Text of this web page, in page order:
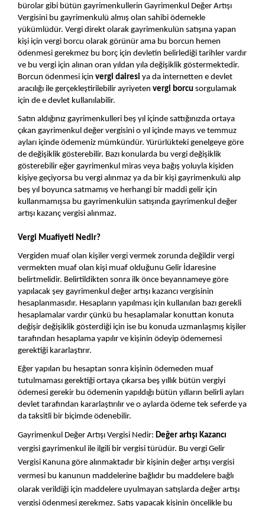
bürolar gibi bütün gayrimenkullerin Gayrimenkul Değer Artışı
Vergisini bu gayrimenkulü almış olan sahibi ödemekle
yükümlüdür. Vergi direkt olarak gayrimenkulün satışına yapan
kişi için vergi borcu olarak görünür ama bu borcun hemen
ödenmesi gerekmez bu borç için devletin belirlediği tarihler vardır
ve bu vergi için alınan oran yıldan yıla değişiklik göstermektedir.
Borcun ödenmesi için vergi dairesi ya da internetten e devlet
aracılığı ile gerçekleştirilebilir ayriyeten vergi borcu sorgulamak
için de e devlet kullanılabilir.
Satın aldığınız gayrimenkulleri beş yıl içinde sattığınızda ortaya
çıkan gayrimenkul değer vergisini o yıl içinde mayıs ve temmuz
ayları içinde ödemeniz mümkündür. Yürürlükteki genelgeye göre
de değişiklik gösterebilir. Bazı konularda bu vergi değişiklik
gösterebilir eğer gayrimenkul miras veya bağış yoluyla kişiden
kişiye geçiyorsa bu vergi alınmaz ya da bir kişi gayrimenkulü alıp
beş yıl boyunca satmamış ve herhangi bir maddi gelir için
kullanmamışsa bu gayrimenkulün satışında gayrimenkul değer
artışı kazanç vergisi alınmaz.
Vergi Muafiyeti Nedir?
Vergiden muaf olan kişiler vergi vermek zorunda değildir vergi
vermekten muaf olan kişi muaf olduğunu Gelir İdaresine
belirtmelidir. Belirtildikten sonra ilk önce beyannameye göre
yapılacak şey gayrimenkul değer artışı kazancı vergisinin
hesaplanmasıdır. Hesapların yapılması için kullanılan bazı gerekli
hesaplamalar vardır çünkü bu hesaplamalar konuttan konuta
değişir değişiklik gösterdiği için ise bu konuda uzmanlaşmış kişiler
tarafından hesaplama yapılır ve kişinin ödeyip ödememesi
gerektiği kararlaştırır.
Eğer yapılan bu hesaptan sonra kişinin ödemeden muaf
tutulmaması gerektiği ortaya çıkarsa beş yıllık bütün vergiyi
ödemesi gerekir bu ödemenin yapıldığı bütün yılların belirli ayları
devlet tarafından kararlaştırılır ve o aylarda ödeme tek seferde ya
da taksitli bir biçimde ödenebilir.
Gayrimenkul Değer Artışı Vergisi Nedir: Değer artışı Kazancı
vergisi gayrimenkul ile ilgili bir vergisi türüdür. Bu vergi Gelir
Vergisi Kanuna göre alınmaktadır bir kişinin değer artışı vergisi
vermesi bu kanunun maddelerine bağlıdır bu maddelere bağlı
olarak verildiği için maddelere uyulmayan satışlarda değer artışı
vergisi ödenmesi gerekmez. Satış yapacak kişinin öncelikle bu